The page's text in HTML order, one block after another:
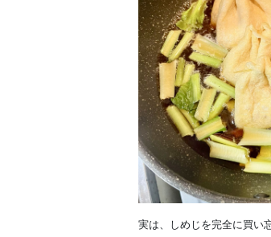
実は、しめじを完全に買い